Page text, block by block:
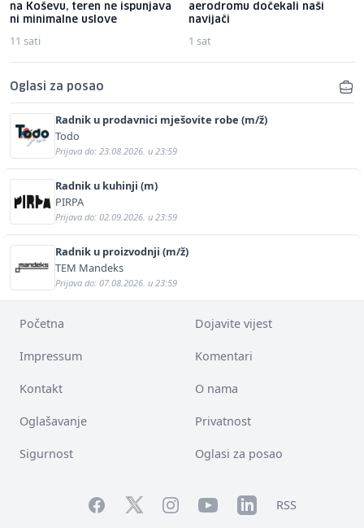
na Koševu, teren ne ispunjava
ni minimalne uslove
11 sati
aerodromu dočekali naši
navijači
1 sat
Oglasi za posao
Radnik u prodavnici mješovite robe (m/ž)
Todo
Prijava do: 23.08.2026. u 23:59
Radnik u kuhinji (m)
PIRPA
Prijava do: 02.09.2026. u 23:59
Radnik u proizvodnji (m/ž)
TEM Mandeks
Prijava do: 07.08.2026. u 23:59
Početna Dojavite vijest
Impressum Komentari
Kontakt O nama
Oglašavanje Privatnost
Sigurnost Oglasi za posao
FacebookTwitterInstagramYouTubeLinkedInRSS